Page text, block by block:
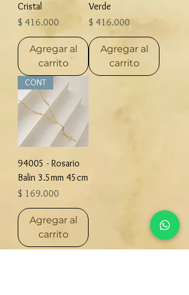
Cristal
Precio
$ 416.000
Agregar al
carrito
Verde
Precio
$ 416.000
Agregar al
carrito
CONT
94005 - Rosario
Balin 3.5mm 45cm
Precio
$ 169.000
Agregar al
carrito